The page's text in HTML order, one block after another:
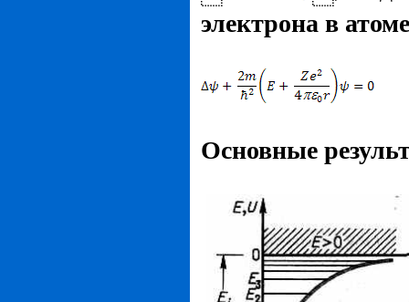
электрона в
Основные